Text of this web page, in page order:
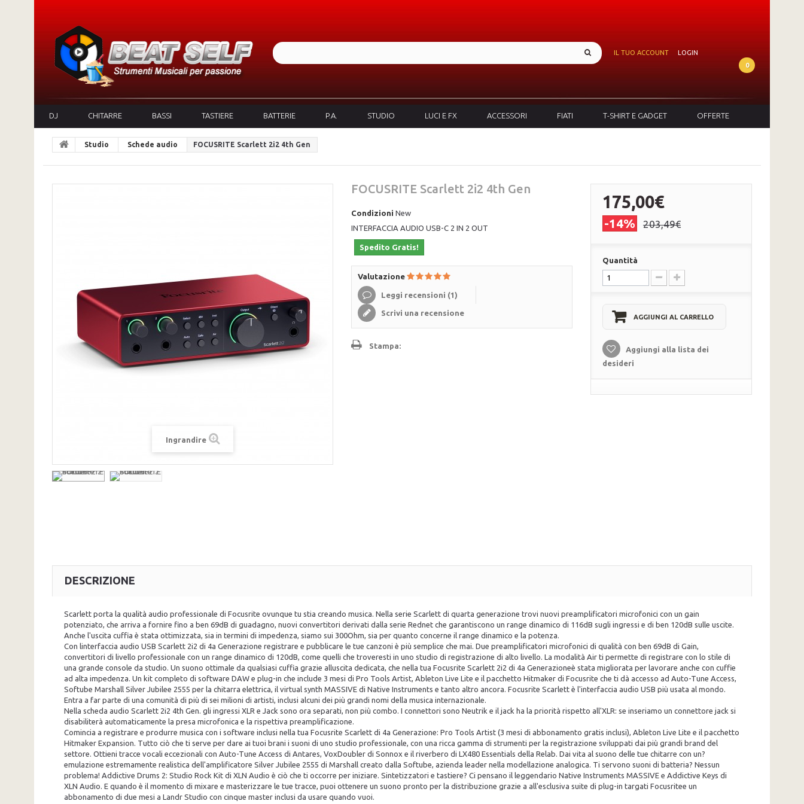
IL TUO ACCOUNT
LOGIN
0
DJ CHITARRE BASSI TASTIERE BATTERIE P.A. STUDIO LUCI E FX ACCESSORI FIATI T-SHIRT E GADGET OFFERTE
Studio Schede audio FOCUSRITE Scarlett 2i2 4th Gen
Ingrandire
FOCUSRITE Scarlett 2i2 4th Gen
Condizioni New
INTERFACCIA AUDIO USB-C 2 IN 2 OUT
Spedito Gratis!
Valutazione
Leggi recensioni (1)
Scrivi una recensione
Stampa:
175,00€
-14% 203,49€
Quantità
AGGIUNGI AL CARRELLO
Aggiungi alla lista dei
desideri
DESCRIZIONE
Scarlett porta la qualità audio professionale di Focusrite ovunque tu stia creando musica. Nella serie Scarlett di quarta generazione trovi nuovi preamplificatori microfonici con un gain
potenziato, che arriva a fornire fino a ben 69dB di guadagno, nuovi convertitori derivati dalla serie Rednet che garantiscono un range dinamico di 116dB sugli ingressi e di ben 120dB sulle uscite.
Anche l'uscita cuffia è stata ottimizzata, sia in termini di impedenza, siamo sui 300Ohm, sia per quanto concerne il range dinamico e la potenza.
Con linterfaccia audio USB Scarlett 2i2 di 4a Generazione registrare e pubblicare le tue canzoni è più semplice che mai. Due preamplificatori microfonici di qualità con ben 69dB di Gain,
convertitori di livello professionale con un range dinamico di 120dB, come quelli che troveresti in uno studio di registrazione di alto livello. La modalità Air ti permette di registrare con lo stile di
una grande console da studio. Un suono ottimale da qualsiasi cuffia grazie alluscita dedicata, che nella tua Focusrite Scarlett 2i2 di 4a Generazioneè stata migliorata per lavorare anche con cuffie
ad alta impedenza. Un kit completo di software DAW e plug-in che include 3 mesi di Pro Tools Artist, Ableton Live Lite e il pacchetto Hitmaker di Focusrite che ti dà accesso ad Auto-Tune Access,
Softube Marshall Silver Jubilee 2555 per la chitarra elettrica, il virtual synth MASSIVE di Native Instruments e tanto altro ancora. Focusrite Scarlett è l'interfaccia audio USB più usata al mondo.
Entra a far parte di una comunità di più di sei milioni di artisti, inclusi alcuni dei più grandi nomi della musica internazionale.
Nella scheda audio Scarlett 2i2 4th Gen. gli ingressi XLR e Jack sono ora separati, non più combo. I connettori sono Neutrik e il jack ha la priorità rispetto all'XLR: se inseriamo un connettore jack si
disabiliterà automaticamente la presa microfonica e la rispettiva preamplificazione.
Comincia a registrare e produrre musica con i software inclusi nella tua Focusrite Scarlett di 4a Generazione: Pro Tools Artist (3 mesi di abbonamento gratis inclusi), Ableton Live Lite e il pacchetto
Hitmaker Expansion. Tutto ciò che ti serve per dare ai tuoi brani i suoni di uno studio professionale, con una ricca gamma di strumenti per la registrazione sviluppati dai più grandi brand del
settore. Ottieni tracce vocali eccezionali con Auto-Tune Access di Antares, VoxDoubler di Sonnox e il riverbero di LX480 Essentials della Relab. Dai vita al suono delle tue chitarre con un?
emulazione estremamente realistica dell'amplificatore Silver Jubilee 2555 di Marshall creato dalla Softube, azienda leader nella modellazione analogica. Ti servono suoni di batteria? Nessun
problema! Addictive Drums 2: Studio Rock Kit di XLN Audio è ciò che ti occorre per iniziare. Sintetizzatori e tastiere? Ci pensano il leggendario Native Instruments MASSIVE e Addictive Keys di
XLN Audio. E quando è il momento di mixare e masterizzare le tue tracce, puoi ottenere un suono pronto per la distribuzione grazie a all'esclusiva suite di plug-in targati Focusritee un
abbonamento di due mesi a Landr Studio con cinque master inclusi da usare quando vuoi.